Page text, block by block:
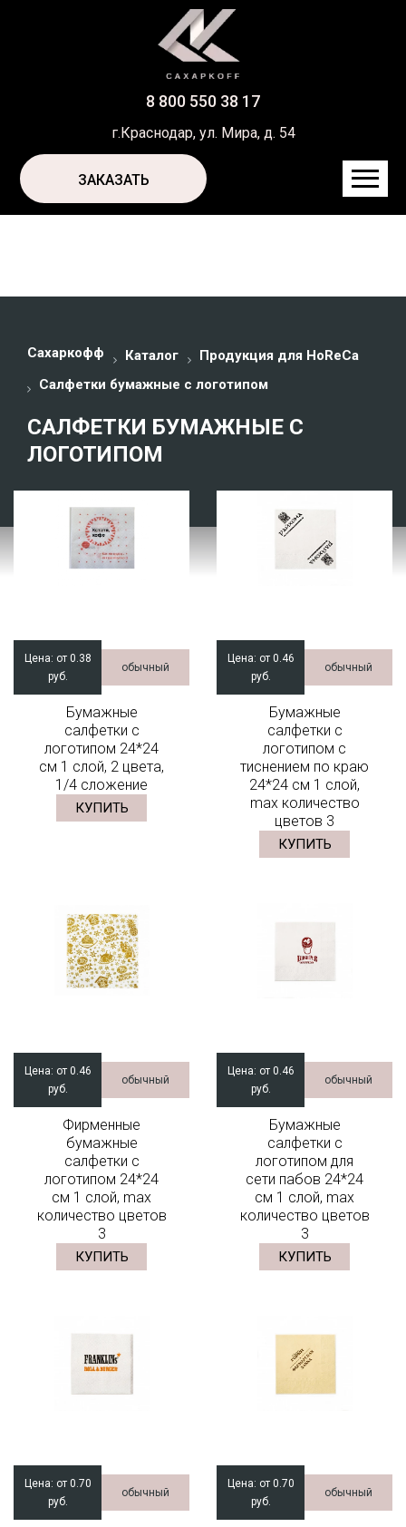
8 800 550 38 17
г.Краснодар, ул. Мира, д. 54
ЗАКАЗАТЬ
Сахаркофф Каталог
Продукция для HoReCa
Салфетки бумажные с логотипом
САЛФЕТКИ БУМАЖНЫЕ С
ЛОГОТИПОМ
Цена: от 0.38
руб.
обычный
Бумажные
салфетки с
логотипом 24*24
см 1 слой, 2 цвета,
1/4 сложение
КУПИТЬ
Цена: от 0.46
руб.
обычный
Бумажные
салфетки с
логотипом с
тиснением по краю
24*24 см 1 слой,
max количество
цветов 3
КУПИТЬ
Цена: от 0.46
руб.
обычный
Фирменные
бумажные
салфетки с
логотипом 24*24
см 1 слой, max
количество цветов
3
КУПИТЬ
Цена: от 0.46
руб.
обычный
Бумажные
салфетки с
логотипом для
сети пабов 24*24
см 1 слой, max
количество цветов
3
КУПИТЬ
Цена: от 0.70
руб.
обычный
Цена: от 0.70
руб.
обычный